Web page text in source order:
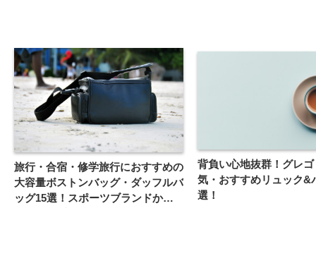
旅行・合宿・修学旅行におすすめの
大容量ボストンバッグ・ダッフルバ
ッグ15選！スポーツブランドから
背負い心地抜群！グレ
気・おすすめリュック&
選！